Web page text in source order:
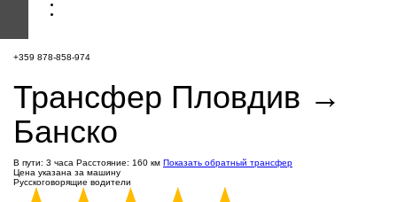
+359 878-858-974
Трансфер Пловдив →
Банско
В пути: 3 часа Расстояние: 160 км Показать обратный трансфер
Цена указана за машину
Русскоговорящие водители